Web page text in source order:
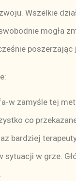
Wszelkie
mogła
poszerzając
w zamyśle tej
co
bardziej
sytuacji w grze.